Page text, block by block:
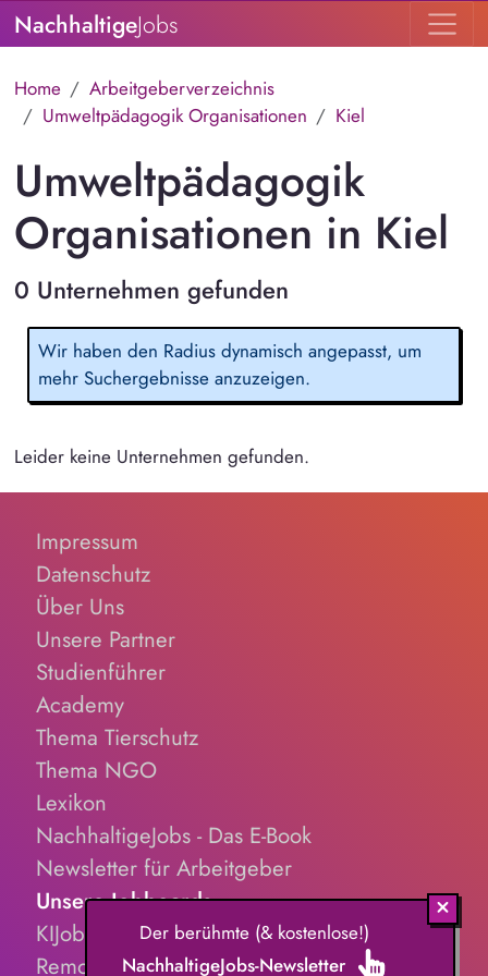
NachhaltigeJobs
Home
Arbeitgeberverzeichnis
Umweltpädagogik Organisationen
Kiel
Umweltpädagogik
Organisationen in Kiel
0 Unternehmen gefunden
Wir haben den Radius dynamisch angepasst, um
mehr Suchergebnisse anzuzeigen.
Leider keine Unternehmen gefunden.
Impressum
Datenschutz
Über Uns
Unsere Partner
Studienführer
Academy
Thema Tierschutz
Thema NGO
Lexikon
NachhaltigeJobs - Das E-Book
Newsletter für Arbeitgeber
Unsere Jobboards
KIJobs.de
RemoteJobs.de
Der berühmte (& kostenlose!)
NachhaltigeJobs-Newsletter